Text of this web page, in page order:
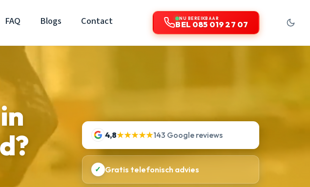
FAQ Blogs Contact NU BEREIKBAAR
BEL 085 019 27 07
4,8★★★★★143 Google reviews
✓ Gratis telefonisch advies